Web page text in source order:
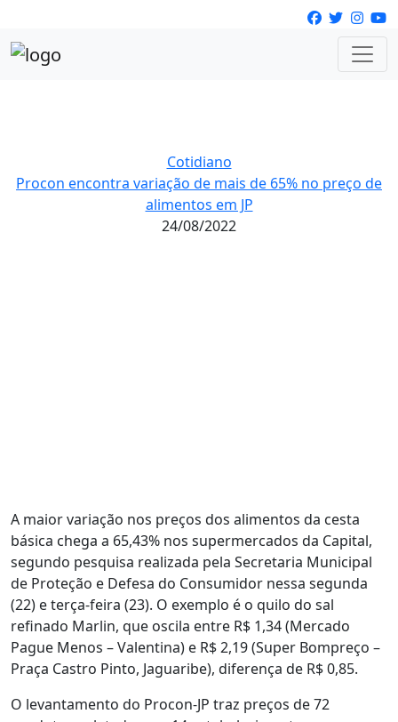
Cotidiano
Procon encontra variação de mais de 65% no preço de
alimentos em JP
24/08/2022
A maior variação nos preços dos alimentos da cesta
básica chega a 65,43% nos supermercados da Capital,
segundo pesquisa realizada pela Secretaria Municipal
de Proteção e Defesa do Consumidor nessa segunda
(22) e terça-feira (23). O exemplo é o quilo do sal
refinado Marlin, que oscila entre R$ 1,34 (Mercado
Pague Menos – Valentina) e R$ 2,19 (Super Bompreço –
Praça Castro Pinto, Jaguaribe), diferença de R$ 0,85.
O levantamento do Procon-JP traz preços de 72